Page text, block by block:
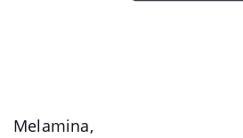
Melamina,